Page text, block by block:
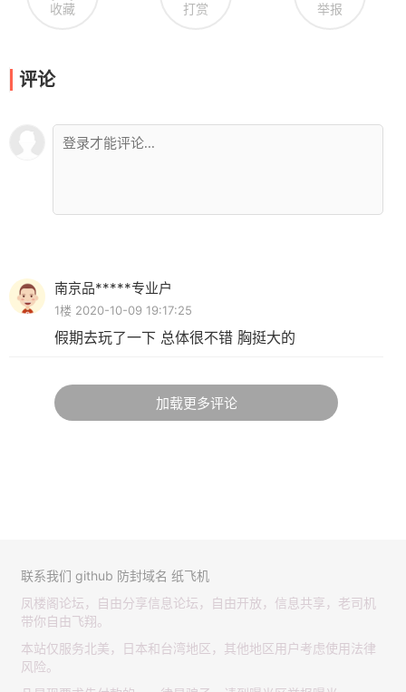
收藏 打赏 举报
评论
南京品*****专业户
1楼 2020-10-09 19:17:25
假期去玩了一下 总体很不错 胸挺大的
加载更多评论
联系我们 github 防封域名 纸飞机
凤楼阁论坛，自由分享信息论坛，自由开放，信息共享，老司机
带你自由飞翔。
本站仅服务北美，日本和台湾地区，其他地区用户考虑使用法律
风险。